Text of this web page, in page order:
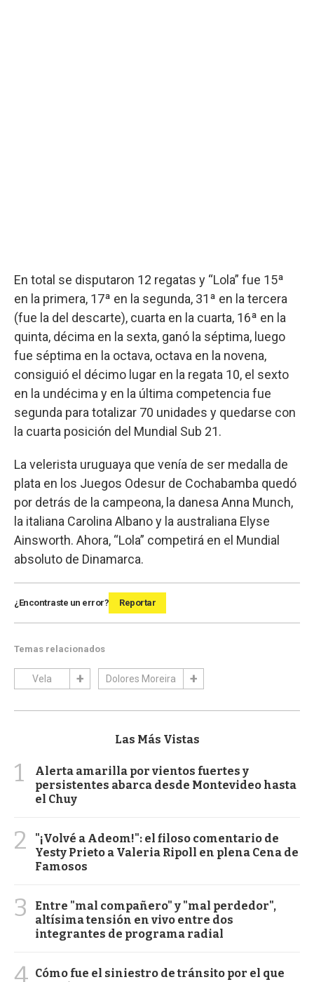
En total se disputaron 12 regatas y “Lola” fue 15ª
en la primera, 17ª en la segunda, 31ª en la tercera
(fue la del descarte), cuarta en la cuarta, 16ª en la
quinta, décima en la sexta, ganó la séptima, luego
fue séptima en la octava, octava en la novena,
consiguió el décimo lugar en la regata 10, el sexto
en la undécima y en la última competencia fue
segunda para totalizar 70 unidades y quedarse con
la cuarta posición del Mundial Sub 21.
La velerista uruguaya que venía de ser medalla de
plata en los Juegos Odesur de Cochabamba quedó
por detrás de la campeona, la danesa Anna Munch,
la italiana Carolina Albano y la australiana Elyse
Ainsworth. Ahora, “Lola” competirá en el Mundial
absoluto de Dinamarca.
¿Encontraste un error? Reportar
Temas relacionados
Vela Dolores Moreira
Las Más Vistas
1
Alerta amarilla por vientos fuertes y
persistentes abarca desde Montevideo hasta
el Chuy
2
"¡Volvé a Adeom!": el filoso comentario de
Yesty Prieto a Valeria Ripoll en plena Cena de
Famosos
3
Entre "mal compañero" y "mal perdedor",
altísima tensión en vivo entre dos
integrantes de programa radial
4 Cómo fue el siniestro de tránsito por el que